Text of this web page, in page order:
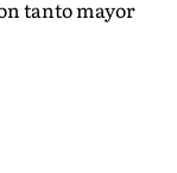
tanto mayor